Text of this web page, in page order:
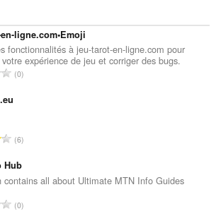
ligne.com•Emoji
fonctionnalités à jeu-tarot-en-ligne.com pour
expérience de jeu et corriger des bugs.
총
급
0
총
급
수
6
Hub
contains all about Ultimate MTN Info Guides
총
0